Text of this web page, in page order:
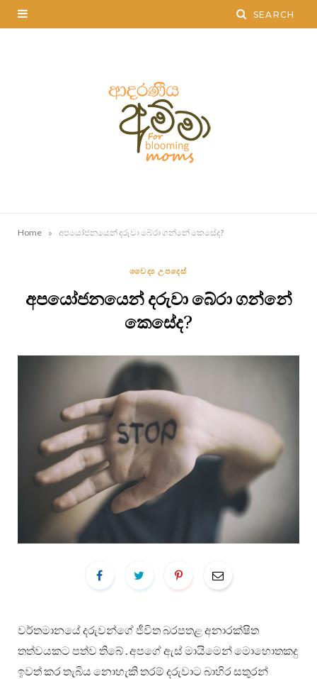
Home » අපයෝජනයෙන් දරුවා බේරා ගන්නේ කෙසේද?
වෛද්‍ය උපදෙස්
අපයෝජනයෙන් දරුවා බේරා ගන්නේ
කෙසේද?
වර්තමානයේ දරුවන්ගේ ජීවිත බරපතළ අනාරක්ෂිත
තත්වයකට පත්ව තිබේ . අපගේ ඇස් මායිමෙන් මොහොතකදු
ඉවත් කර තැබිය නොහැකි තරම් දරුවාට බාහිර සතුරන්